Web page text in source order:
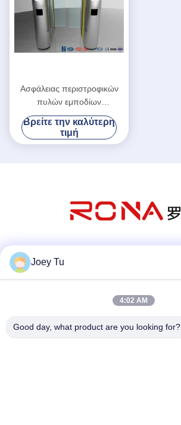
Ασφάλειας περιστροφικών
πυλών εμποδίων
μετριασμένο τύπος
προσαρμοσμένο γυαλί
χρώμα ολίσθησης πυλών
Βρείτε την καλύτερη
τιμή
Joey Tu
4:02 AM
Good day, what product are you looking for?